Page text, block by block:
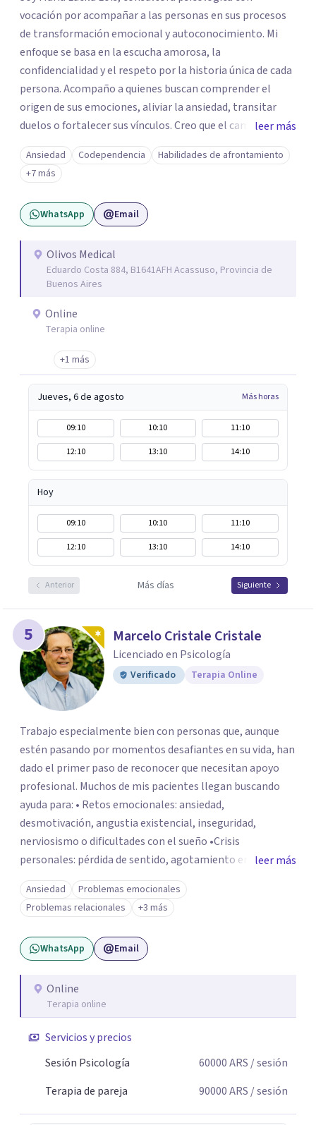
vocación por acompañar a las personas en sus procesos
de transformación emocional y autoconocimiento. Mi
enfoque se basa en la escucha amorosa, la
confidencialidad y el respeto por la historia única de cada
persona. Acompaño a quienes buscan comprender el
origen de sus emociones, aliviar la ansiedad, transitar
duelos o fortalecer sus vínculos. Creo que el camino hacia
una vida más auténtica comienza cuando nos animamos
a mirar hacia adentro y a reconocer las raíces de lo que
sentimos.
leer más
Ansiedad Codependencia
Habilidades de afrontamiento
+7 más
WhatsApp Email
Olivos Medical
Eduardo Costa 884, B1641AFH Acassuso, Provincia de
Buenos Aires
Online
Terapia online
+1 más
Jueves, 6 de agosto Más horas
09:10 10:10
11:10
12:10
13:10 14:10
Hoy
09:10 10:10
11:10
12:10
13:10 14:10
Anterior Más días Siguiente
5 Marcelo Cristale Cristale
Licenciado en Psicología
Verificado Terapia Online
Trabajo especialmente bien con personas que, aunque
estén pasando por momentos desafiantes en su vida, han
dado el primer paso de reconocer que necesitan apoyo
profesional. Muchos de mis pacientes llegan buscando
ayuda para: • Retos emocionales: ansiedad,
desmotivación, angustia existencial, inseguridad,
nerviosismo o dificultades con el sueño •Crisis
personales: pérdida de sentido, agotamiento emocional
o dificultad para manejar transiciones vitales •Conflictos
relacionales: problemas de pareja, tensiones familiares,
desafíos laborales o dificultades en dinámicas sociales.
leer más
Ansiedad
Problemas emocionales
Problemas relacionales
+3 más
WhatsApp Email
Online
Terapia online
Servicios y precios
Sesión Psicología
60000ARS / sesión
Terapia de pareja
90000ARS / sesión